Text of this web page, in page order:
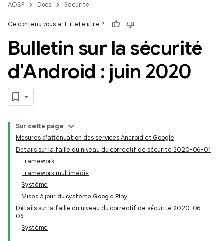
AOSP Docs Sécurité
Ce contenu vous a-t-il été utile ?
Bulletin sur la sécurité
d'Android : juin 2020
Sur cette page
Mesures d'atténuation des services Android et Google
Détails sur la faille du niveau du correctif de sécurité 2020-06-01
Framework
Framework multimédia
Système
Mises à jour du système Google Play
Détails sur la faille du niveau du correctif de sécurité 2020-06-
05
Système